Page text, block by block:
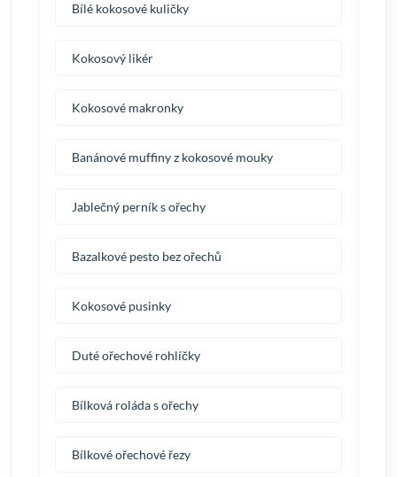
Bílé kokosové kuličky
Kokosový likér
Kokosové makronky
Banánové muffiny z kokosové mouky
Jablečný perník s ořechy
Bazalkové pesto bez ořechů
Kokosové pusinky
Duté ořechové rohlíčky
Bílková roláda s ořechy
Bílkové ořechové řezy